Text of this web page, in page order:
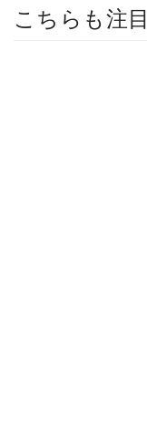
こちらも注目